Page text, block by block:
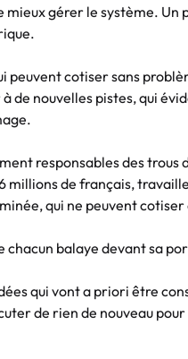
gérer le système. Un
peuvent cotiser sans
de nouvelles pistes, qui
responsables des trous
millions de français,
qui ne peuvent cotiser
chacun balaye devant sa
qui vont a priori être
de rien de nouveau